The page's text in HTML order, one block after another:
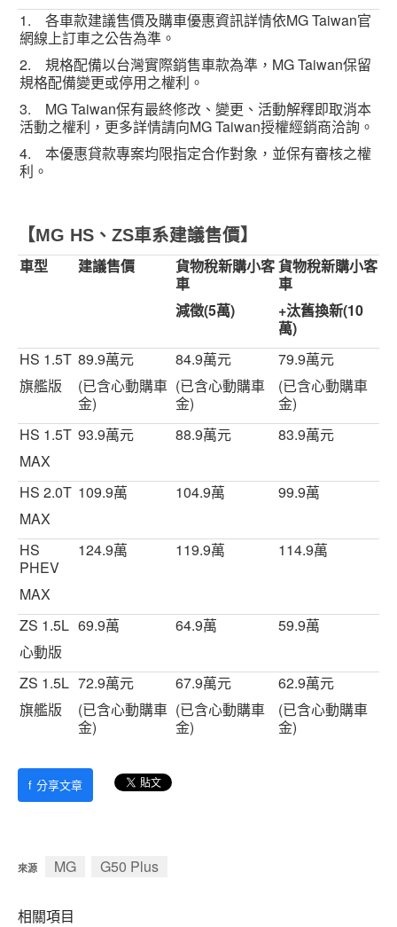
1. 各車款建議售價及購車優惠資訊詳情依MG Taiwan官
網線上訂車之公告為準。
2. 規格配備以台灣實際銷售車款為準，MG Taiwan保留
規格配備變更或停用之權利。
3. MG Taiwan保有最終修改、變更、活動解釋即取消本
活動之權利，更多詳情請向MG Taiwan授權經銷商洽詢。
4. 本優惠貸款專案均限指定合作對象，並保有審核之權
利。
【MG HS 、 ZS車系建議售價】
車型 建議售價
貨物稅新購小客
車
減徵(5萬)
貨物稅新購小客
車
+汰舊換新(10
萬)
HS 1.5T
旗艦版
89.9萬元
(已含心動購車
金)
84.9萬元
(已含心動購車
金)
79.9萬元
(已含心動購車
金)
HS 1.5T
MAX
93.9萬元 88.9萬元 83.9萬元
HS 2.0T
MAX
109.9萬 104.9萬 99.9萬
HS
PHEV
MAX
124.9萬 119.9萬 114.9萬
ZS 1.5L
心動版
69.9萬 64.9萬 59.9萬
ZS 1.5L
旗艦版
72.9萬元
(已含心動購車
金)
67.9萬元
(已含心動購車
金)
62.9萬元
(已含心動購車
金)
f 分享文章
來源 MG G50 Plus
相關項目